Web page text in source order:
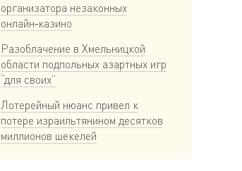
организатора незаконных
онлайн‑казино
Разоблачение в Хмельницкой
области подпольных азартных игр
“для своих”
Лотерейный нюанс привел к
потере израильтянином десятков
миллионов шекелей